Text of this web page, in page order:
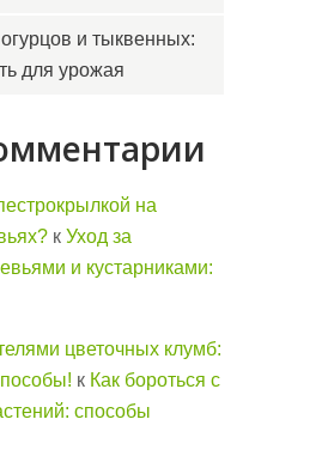
и тыквенных:
для урожая
на
кУход за
и кустарниками:
цветочных клумб:
к Как бороться с
способы